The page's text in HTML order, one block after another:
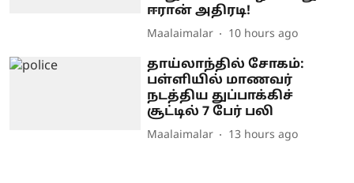
ஈரான் அதிரடி!
Maalaimalar 10 hours ago
தாய்லாந்தில் சோகம்:
பள்ளியில் மாணவர்
நடத்திய துப்பாக்கிச்
சூட்டில் 7 பேர் பலி
Maalaimalar 13 hours ago